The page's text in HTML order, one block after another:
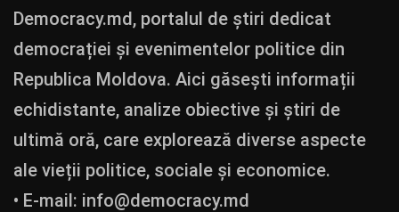
Democracy.md, portalul de știri dedicat
democrației și evenimentelor politice din
Republica Moldova. Aici găsești informații
echidistante, analize obiective și știri de
ultimă oră, care explorează diverse aspecte
ale vieții politice, sociale și economice.
• E-mail: info@democracy.md